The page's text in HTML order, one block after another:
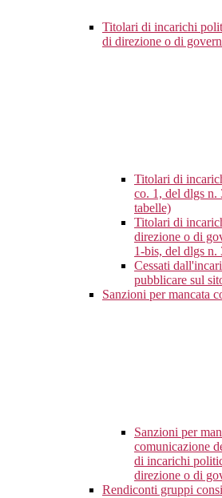
Titolari di incarichi
di direzione o di
Titolari di
co. 1, del dlgs n.
tabelle)
Titolari di
direzione o di
1-bis, del dlgs n.
Cessati
pubblicare sul
Sanzioni per mancata
Sanzioni per
comunicazione
di incarichi
direzione o di
Rendiconti gruppi